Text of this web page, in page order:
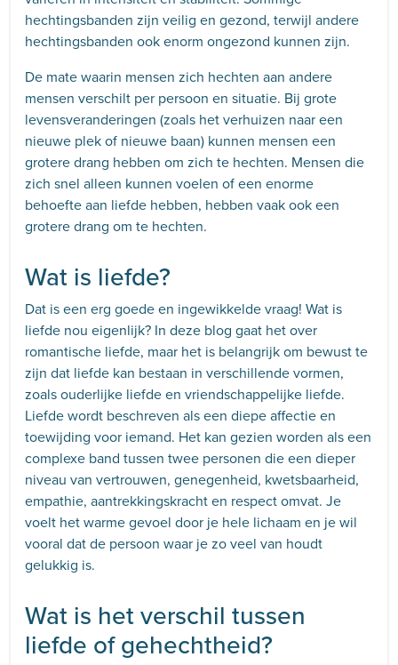
hechtingsbanden zijn veilig en gezond, terwijl andere
hechtingsbanden ook enorm ongezond kunnen zijn.
De mate waarin mensen zich hechten aan andere
mensen verschilt per persoon en situatie. Bij grote
levensveranderingen (zoals het verhuizen naar een
nieuwe plek of nieuwe baan) kunnen mensen een
grotere drang hebben om zich te hechten. Mensen die
zich snel alleen kunnen voelen of een enorme
behoefte aan liefde hebben, hebben vaak ook een
grotere drang om te hechten.
Wat is liefde?
Dat is een erg goede en ingewikkelde vraag! Wat is
liefde nou eigenlijk? In deze blog gaat het over
romantische liefde, maar het is belangrijk om bewust te
zijn dat liefde kan bestaan in verschillende vormen,
zoals ouderlijke liefde en vriendschappelijke liefde.
Liefde wordt beschreven als een diepe affectie en
toewijding voor iemand. Het kan gezien worden als een
complexe band tussen twee personen die een dieper
niveau van vertrouwen, genegenheid, kwetsbaarheid,
empathie, aantrekkingskracht en respect omvat. Je
voelt het warme gevoel door je hele lichaam en je wil
vooral dat de persoon waar je zo veel van houdt
gelukkig is.
Wat is het verschil tussen
liefde of gehechtheid?